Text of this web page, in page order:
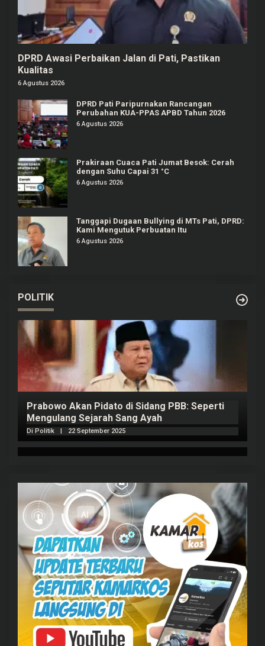
DPRD Awasi Perbaikan Jalan di Pati, Pastikan
Kualitas
6 Agustus 2026
DPRD Pati Paripurnakan Rancangan
Perubahan KUA-PPAS APBD Tahun 2026
6 Agustus 2026
Prakiraan Cuaca Pati Jumat Besok: Cerah
dengan Suhu Capai 31 °C
6 Agustus 2026
Tanggapi Dugaan Bullying di MTs Pati, DPRD:
Kami Mengutuk Perbuatan Itu
6 Agustus 2026
POLITIK
Prabowo Akan Pidato di Sidang PBB: Seperti
Mengulang Sejarah Sang Ayah
Di Politik 22 September 2025